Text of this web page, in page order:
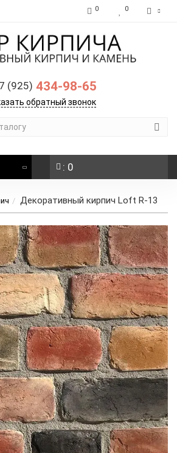
0 0
(925) 434-98-65
обратный звонок
: 0
Декоративный кирпич Loft R-13